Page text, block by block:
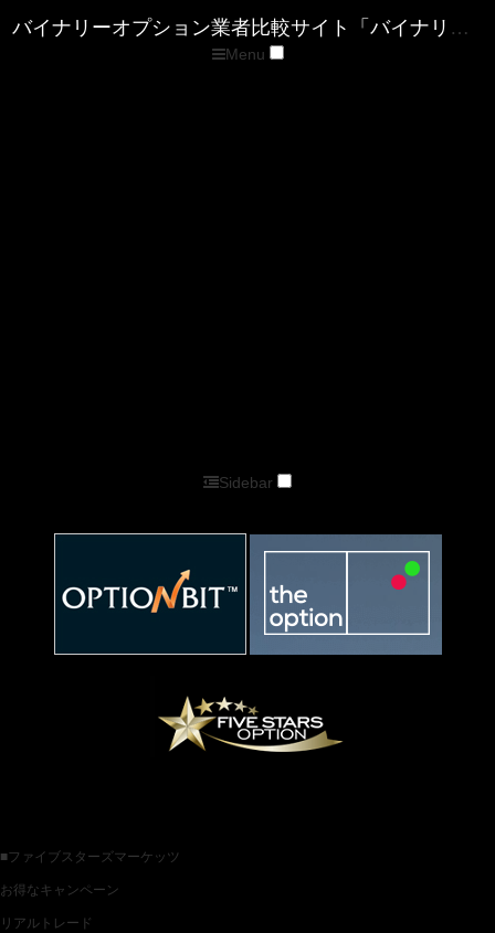
Menu
Sidebar
■ファイブスターズマーケッツ
お得なキャンペーン
リアルトレード